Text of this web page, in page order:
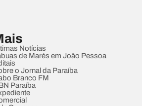
Notícias
de Marés em João Pessoa
o Jornal da Paraíba
Branco FM
Paraíba